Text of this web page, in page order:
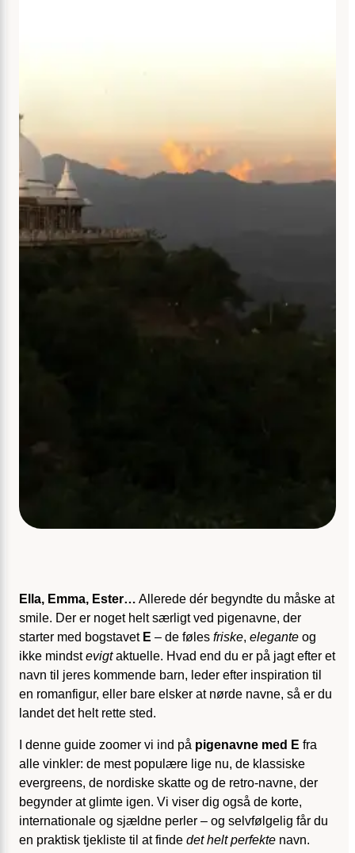
Ella, Emma, Ester… Allerede dér begyndte du måske at
smile. Der er noget helt særligt ved pigenavne, der
starter med bogstavet E – de føles friske, elegante og
ikke mindstevigtaktuelle. Hvad end du er på jagt efter et
navn til jeres kommende barn, leder efter inspiration til
en romanfigur, eller bare elsker at nørde navne, så er du
landet det helt rette sted.
I denne guide zoomer vi ind på pigenavne med E fra
alle vinkler: de mest populære lige nu, de klassiske
evergreens, de nordiske skatte og de retro-navne, der
begynder at glimte igen. Vi viser dig også de korte,
internationale og sjældne perler – og selvfølgelig får du
en praktisk tjekliste til at finde det helt perfekte navn.